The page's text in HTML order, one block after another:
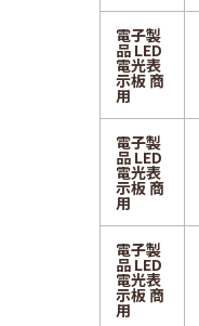
電子製
品 LED
電光表
示板 商
用
電子製
品 LED
電光表
示板 商
用
電子製
品 LED
電光表
示板 商
用